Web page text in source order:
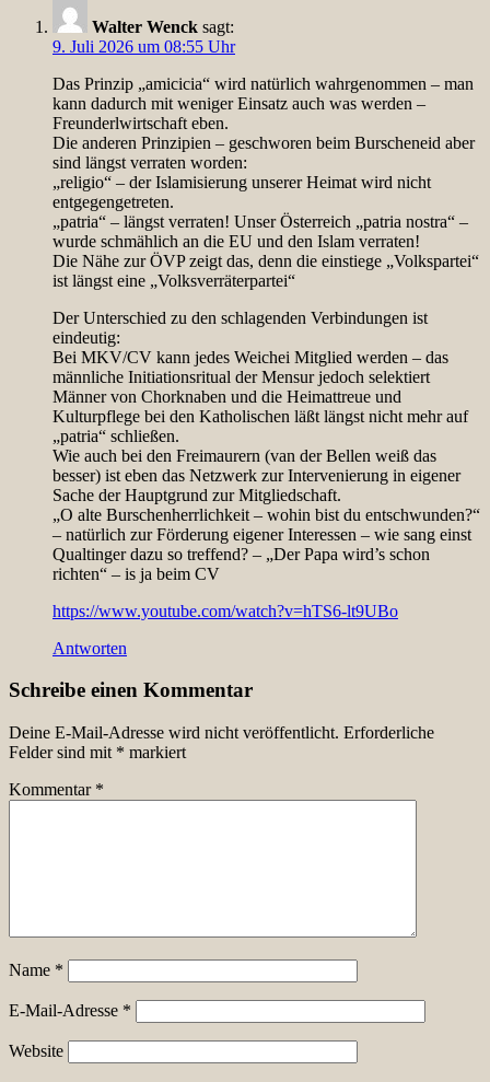
Walter Wenck sagt:
9. Juli 2026 um 08:55 Uhr
Das Prinzip „amicicia“ wird natürlich wahrgenommen – man
kann dadurch mit weniger Einsatz auch was werden –
Freunderlwirtschaft eben.
Die anderen Prinzipien – geschworen beim Burscheneid aber
sind längst verraten worden:
„religio“ – der Islamisierung unserer Heimat wird nicht
entgegengetreten.
„patria“ – längst verraten! Unser Österreich „patria nostra“ –
wurde schmählich an die EU und den Islam verraten!
Die Nähe zur ÖVP zeigt das, denn die einstiege „Volkspartei“
ist längst eine „Volksverräterpartei“
Der Unterschied zu den schlagenden Verbindungen ist
eindeutig:
Bei MKV/CV kann jedes Weichei Mitglied werden – das
männliche Initiationsritual der Mensur jedoch selektiert
Männer von Chorknaben und die Heimattreue und
Kulturpflege bei den Katholischen läßt längst nicht mehr auf
„patria“ schließen.
Wie auch bei den Freimaurern (van der Bellen weiß das
besser) ist eben das Netzwerk zur Intervenierung in eigener
Sache der Hauptgrund zur Mitgliedschaft.
„O alte Burschenherrlichkeit – wohin bist du entschwunden?“
– natürlich zur Förderung eigener Interessen – wie sang einst
Qualtinger dazu so treffend? – „Der Papa wird’s schon
richten“ – is ja beim CV
https://www.youtube.com/watch?v=hTS6-lt9UBo
Antworten
Schreibe einen Kommentar
Deine E-Mail-Adresse wird nicht veröffentlicht. Erforderliche
Felder sind mit * markiert
Kommentar *
Name *
E-Mail-Adresse *
Website